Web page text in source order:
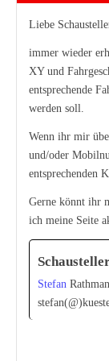
Liebe
immer wieder
XY und
entsprechende
werden soll.
Wenn ihr mir
und/oder
entsprechenden
Gerne könnt ihr
ich meine Seite
Stefan